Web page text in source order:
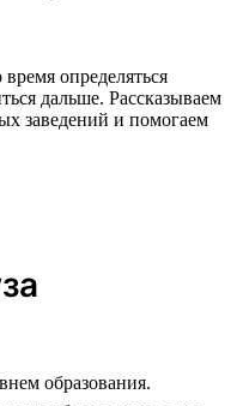
определяться
дальше. Рассказываем
заведений и помогаем
образования.